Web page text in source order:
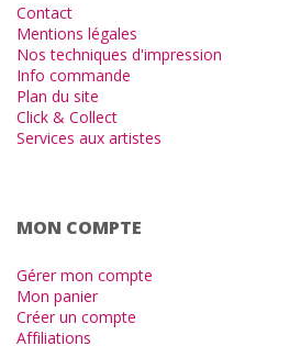
Contact
Mentions légales
Nos techniques d'impression
Info commande
Plan du site
Click & Collect
Services aux artistes
MON COMPTE
Gérer mon compte
Mon panier
Créer un compte
Affiliations